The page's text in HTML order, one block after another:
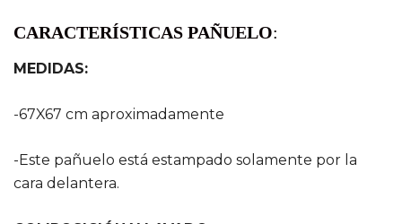
CARACTERÍSTICAS PAÑUELO:
MEDIDAS:
-67X67 cm aproximadamente
-Este pañuelo está estampado solamente por la
cara delantera.